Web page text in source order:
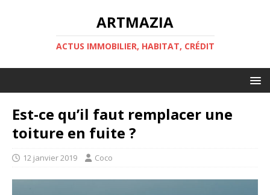
ARTMAZIA
ACTUS IMMOBILIER, HABITAT, CRÉDIT
Est-ce qu’il faut remplacer une
toiture en fuite ?
12 janvier 2019 Coco